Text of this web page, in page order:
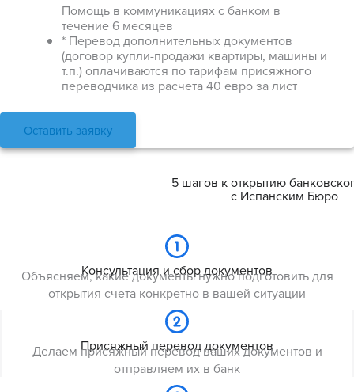
Помощь в коммуникациях с банком в
течение 6 месяцев
* Перевод дополнительных документов
(договор купли-продажи квартиры, машины и
т.п.) оплачиваются по тарифам присяжного
переводчика из расчета 40 евро за лист
Оставить заявку
5 шагов к открытию
с Испанским Бюро
Консультация и сбор документов
Объясняем, какие документы нужно подготовить для
открытия счета конкретно в вашей ситуации
Присяжный перевод документов
Делаем присяжный перевод ваших документов и
отправляем их в банк